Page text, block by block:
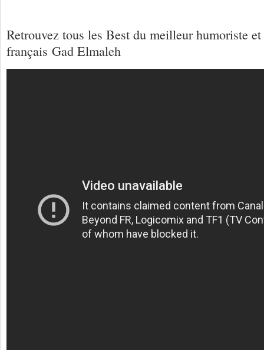
Retrouvez tous les Best du meilleur humoriste
français Gad Elmaleh